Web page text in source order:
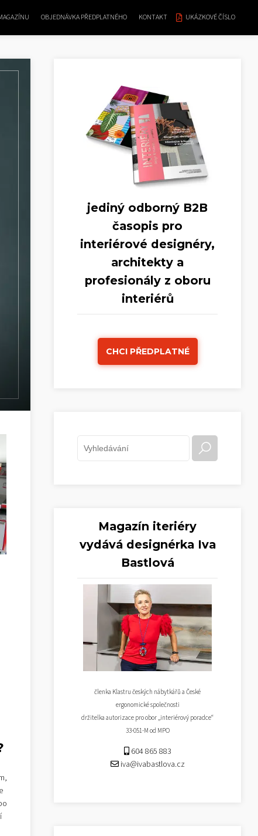
OBJEDNÁVKA PŘEDPLATNÉHO KONTAKT UKÁZKOVÉ ČÍSLO
jediný odborný B2B
časopis pro
interiérové designéry,
architekty a
profesionály z oboru
interiérů
CHCI PŘEDPLATNÉ
Magazín iteriéry
vydává designérka Iva
Bastlová
členka Klastru českých nábytkářů a České
ergonomické společnosti
držitelka autorizace pro obor „interiérový poradce“
33-051-M od MPO
604 865 883
iva@ivabastlova.cz